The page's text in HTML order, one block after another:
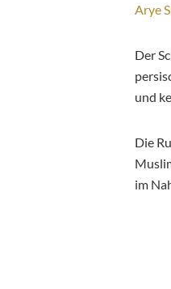
Arye
Der
und
Die
im